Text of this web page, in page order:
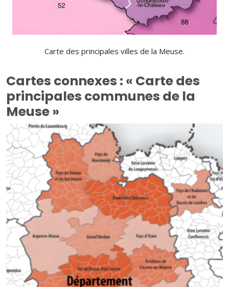
Carte des principales villes de la Meuse.
Cartes connexes : « Carte des
principales communes de la
Meuse »